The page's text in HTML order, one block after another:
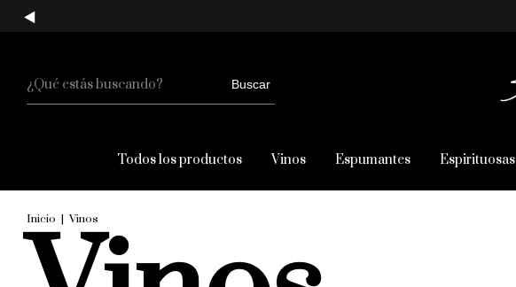
Buscar
Todos los productos Vinos Espumantes Espirituosas
Inicio | Vinos